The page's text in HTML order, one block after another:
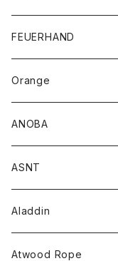
FEUERHAND
Orange
ANOBA
ASNT
Aladdin
Atwood Rope